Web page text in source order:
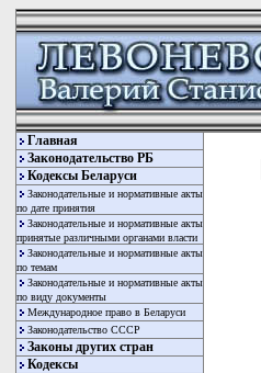
Главная
Законодательство РБ
Кодексы Беларуси
Законодательные и нормативные акты
по дате принятия
Законодательные и нормативные акты
принятые различными органами власти
Законодательные и нормативные акты
по темам
Законодательные и нормативные акты
по виду документы
Международное право в Беларуси
Законодательство СССР
Законы других стран
Кодексы